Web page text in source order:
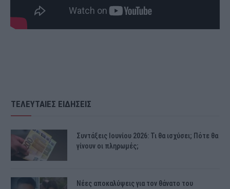
ΤΕΛΕΥΤΑΙΕΣ ΕΙΔΗΣΕΙΣ
Συντάξεις Ιουνίου 2026: Τι θα ισχύσει; Πότε θα
γίνουν οι πληρωμές;
Νέες αποκαλύψεις για τον θάνατο του